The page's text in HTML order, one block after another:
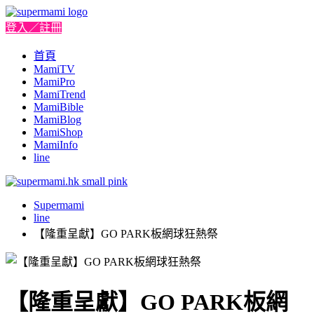
登入／註冊
首頁
MamiTV
MamiPro
MamiTrend
MamiBible
MamiBlog
MamiShop
MamiInfo
line
Supermami
line
【隆重呈獻】GO PARK板網球狂熱祭
【隆重呈獻】GO PARK板網